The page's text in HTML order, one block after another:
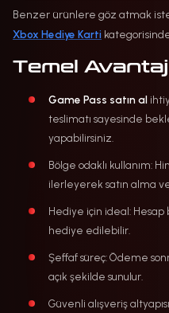
Benzer ürünlere göz atmak
Xbox Hediye Karti
Temel
Game Pass satın al
teslimatı sayesinde
yapabilirsiniz.
Bölge odaklı kullanım:
ilerleyerek satın alma
Hediye için ideal: Hesap
hediye edilebilir.
Şeffaf süreç: Ödeme
açık şekilde sunulur.
Güvenli alışveriş